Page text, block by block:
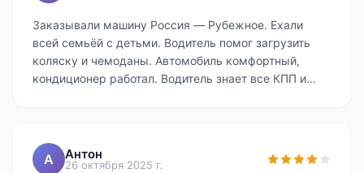
Заказывали машину Россия — Рубежное. Ехали
всей семьёй с детьми. Водитель помог загрузить
коляску и чемоданы. Автомобиль комфортный,
кондиционер работал. Водитель знает все КПП и
А Антон
26 октября 2025 г.